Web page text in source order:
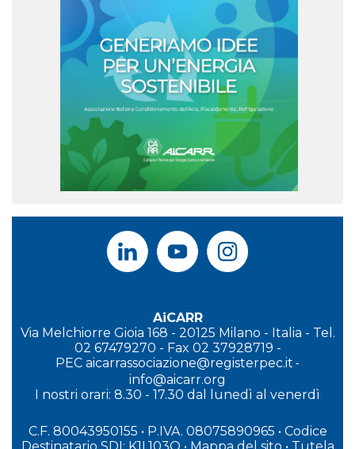
AiCARR
Via Melchiorre Gioia 168 - 20125 Milano - Italia - Tel.
02 67479270 - Fax 02 37928719 -
PEC aicarrassociazione@registerpec.it -
info@aicarr.org
I nostri orari: 8.30 - 17.30 dal lunedì al venerdì
C.F. 80043950155 • P.IVA. 08075890965 • Codice